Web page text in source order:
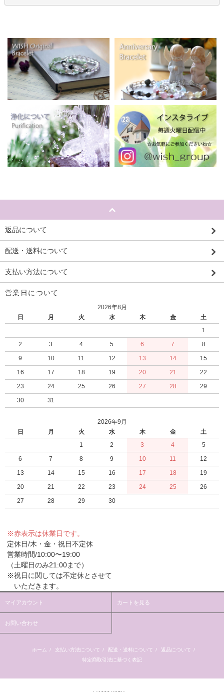
返品について
配送・送料について
支払い方法について
営業日について
2026年8月
日
月 火 水 木 金
土
1
2
3 4 5 6 7
8
9
10 11 12 13 14
15
16
17 18 19 20 21
22
23
24 25 26 27 28
29
30
31
2026年9月
日
月 火 水 木 金
土
1
2 3 4
5
6
7 8 9 10 11
12
13
14 15 16 17 18
19
20
21 22 23 24 25
26
27
28 29 30
※赤表示は休業日です。
定休日/木・金・祝日不定休
営業時間/10:00〜19:00
（土曜日のみ21:00まで）
※祝日に関しては不定休とさせて
いただきます。
マイアカウント カートを見る
お問い合わせ
ホーム / 支払い方法について / 配送・送料について / 返品について /
特定商取引法に基づく表記